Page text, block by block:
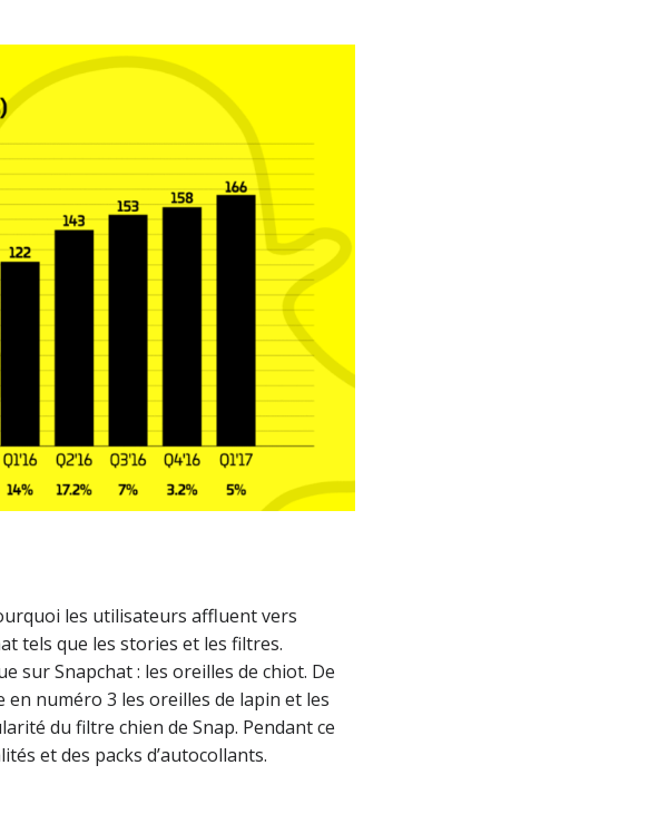
les utilisateurs affluent vers
tels que les stories et les filtres.
sur Snapchat : les oreilles de chiot. De
numéro 3 les oreilles de lapin et les
du filtre chien de Snap. Pendant ce
et des packs d’autocollants.